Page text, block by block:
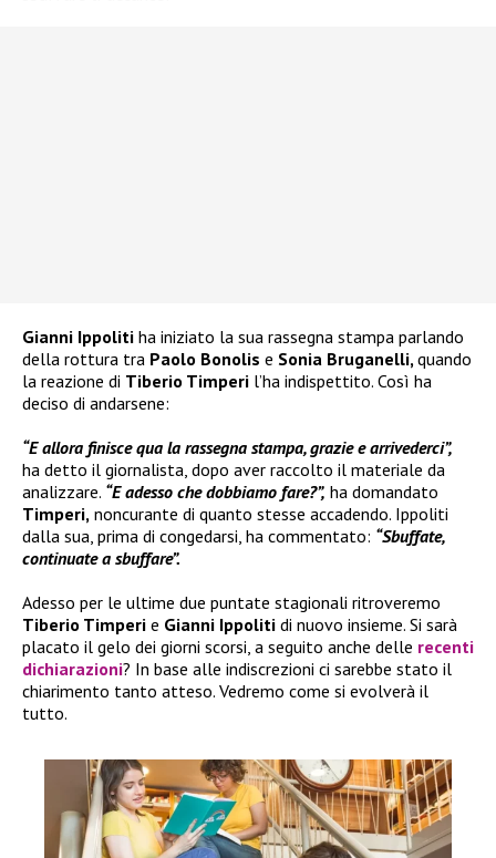
Gianni Ippoliti ha iniziato la sua rassegna stampa parlando
della rottura tra Paolo Bonolis e Sonia Bruganelli, quando
la reazione di Tiberio Timperi l’ha indispettito. Così ha
deciso di andarsene:
“E allora finisce qua la rassegna stampa, grazie e arrivederci”,
ha detto il giornalista, dopo aver raccolto il materiale da
analizzare. “E adesso che dobbiamo fare?”, ha domandato
Timperi, noncurante di quanto stesse accadendo. Ippoliti
dalla sua, prima di congedarsi, ha commentato: “Sbuffate,
continuate a sbuffare”.
Adesso per le ultime due puntate stagionali ritroveremo
Tiberio Timperi e Gianni Ippoliti di nuovo insieme. Si sarà
placato il gelo dei giorni scorsi, a seguito anche delle recenti
dichiarazioni? In base alle indiscrezioni ci sarebbe stato il
chiarimento tanto atteso. Vedremo come si evolverà il
tutto.